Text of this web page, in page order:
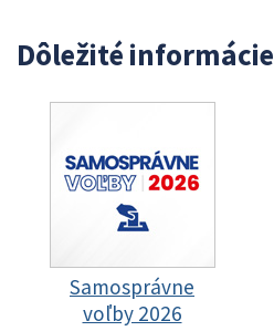
Dôležité informácie
Samosprávne
voľby 2026